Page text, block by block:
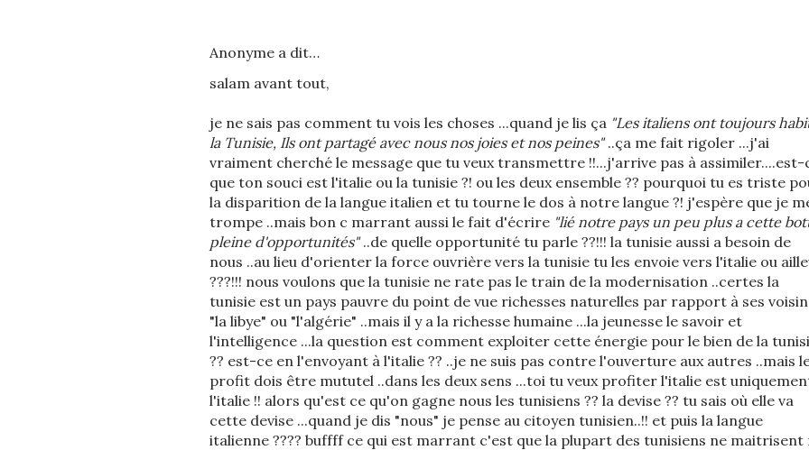
Anonyme a dit…
salam avant tout,
je ne sais pas comment tu vois les choses ...quand je lis ça "Les italiens ont toujours
la Tunisie, Ils ont partagé avec nous nos joies et nos peines"..ça me fait rigoler ...j'ai
vraiment cherché le message que tu veux transmettre !!...j'arrive pas à assimiler....est-
que ton souci est l'italie ou la tunisie ?! ou les deux ensemble ?? pourquoi tu es triste
la disparition de la langue italien et tu tourne le dos à notre langue ?! j'espère que je
trompe ..mais bon c marrant aussi le fait d'écrire "lié notre pays un peu plus a cette
pleine d'opportunités"..de quelle opportunité tu parle ??!!! la tunisie aussi a besoin de
nous ..au lieu d'orienter la force ouvrière vers la tunisie tu les envoie vers l'italie ou
???!!! nous voulons que la tunisie ne rate pas le train de la modernisation ..certes la
tunisie est un pays pauvre du point de vue richesses naturelles par rapport à ses
"la libye" ou "l'algérie" ..mais il y a la richesse humaine ...la jeunesse le savoir et
l'intelligence ...la question est comment exploiter cette énergie pour le bien de la
?? est-ce en l'envoyant à l'italie ?? ..je ne suis pas contre l'ouverture aux autres ..mais
profit dois être mututel ..dans les deux sens ...toi tu veux profiter l'italie est
l'italie !! alors qu'est ce qu'on gagne nous les tunisiens ?? la devise ?? tu sais où elle va
cette devise ...quand je dis "nous" je pense au citoyen tunisien..!! et puis la langue
italienne ???? buffff ce qui est marrant c'est que la plupart des tunisiens ne maitrisent